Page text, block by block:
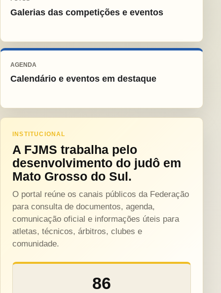
Galerias das competições e eventos
AGENDA
Calendário e eventos em destaque
INSTITUCIONAL
A FJMS trabalha pelo
desenvolvimento do judô em
Mato Grosso do Sul.
O portal reúne os canais públicos da Federação
para consulta de documentos, agenda,
comunicação oficial e informações úteis para
atletas, técnicos, árbitros, clubes e
comunidade.
86